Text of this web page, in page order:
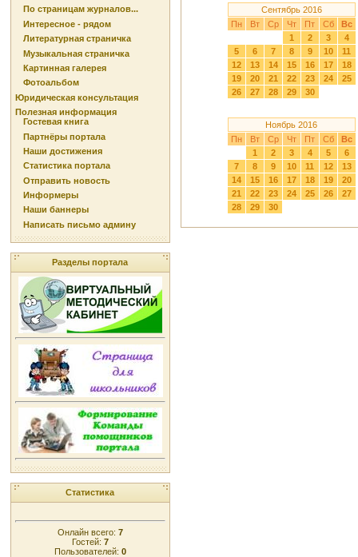
По страницам журналов...
Интересное - рядом
Литературная страничка
Музыкальная страничка
Картинная галерея
Фотоальбом
Юридическая консультация
Полезная информация
Гостевая книга
Партнёры портала
Наши достижения
Статистика портала
Отправить новость
Информеры
Наши баннеры
Написать письмо админу
Разделы портала
Статистика
Онлайн всего: 7
Гостей: 7
Пользователей: 0
Сентябрь 2016
Пн
Вт Ср Чт Пт Сб
Вс
1
2 3
4
5
6 7 8 9 10
11
12
13 14 15 16 17
18
19
20 21 22 23 24
25
26
27 28 29 30
Ноябрь 2016
Пн
Вт Ср Чт Пт Сб
Вс
1
2 3 4 5
6
7
8 9 10 11 12
13
14
15 16 17 18 19
20
21
22 23 24 25 26
27
28
29 30